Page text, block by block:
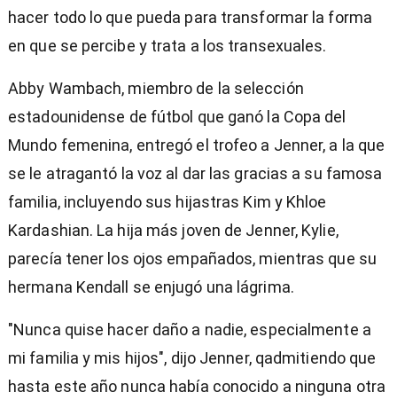
hacer todo lo que pueda para transformar la forma
en que se percibe y trata a los transexuales.
Abby Wambach, miembro de la selección
estadounidense de fútbol que ganó la Copa del
Mundo femenina, entregó el trofeo a Jenner, a la que
se le atragantó la voz al dar las gracias a su famosa
familia, incluyendo sus hijastras Kim y Khloe
Kardashian. La hija más joven de Jenner, Kylie,
parecía tener los ojos empañados, mientras que su
hermana Kendall se enjugó una lágrima.
"Nunca quise hacer daño a nadie, especialmente a
mi familia y mis hijos", dijo Jenner, qadmitiendo que
hasta este año nunca había conocido a ninguna otra